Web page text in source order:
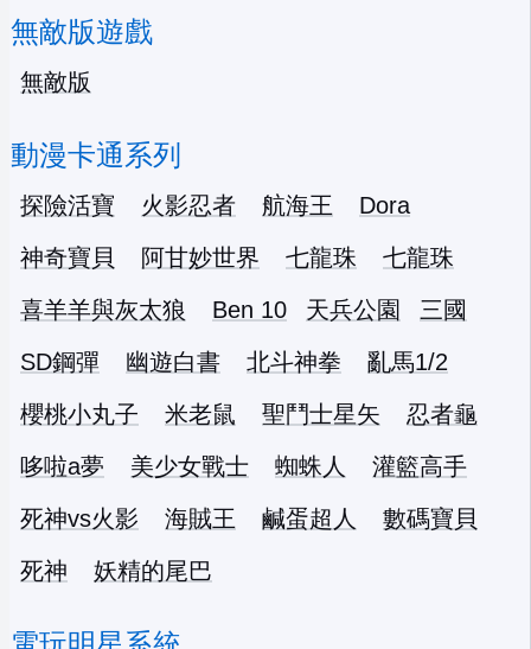
無敵版遊戲
無敵版
動漫卡通系列
探險活寶 火影忍者 航海王
Dora
神奇寶貝
阿甘妙世界 七龍珠
七龍珠
喜羊羊與灰太狼
Ben 10 天兵公園
三國
SD鋼彈
幽遊白書 北斗神拳
亂馬1/2
櫻桃小丸子
米老鼠 聖鬥士星矢
忍者龜
哆啦a夢
美少女戰士 蜘蛛人
灌籃高手
死神vs火影
海賊王 鹹蛋超人
數碼寶貝
死神
妖精的尾巴